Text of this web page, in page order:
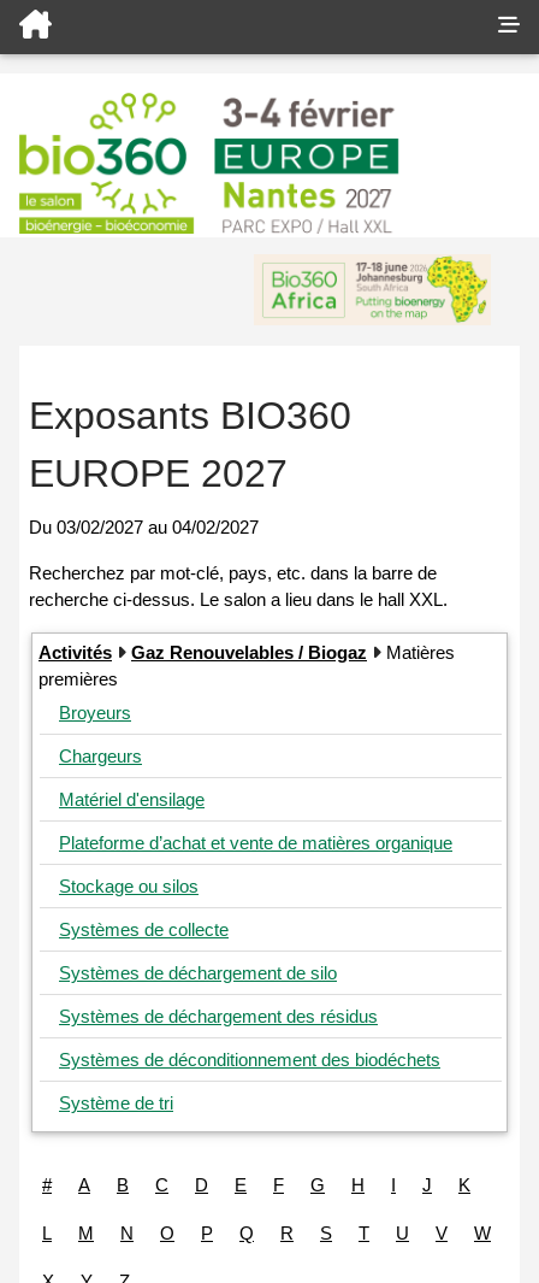
Exposants BIO360
EUROPE 2027
Du 03/02/2027 au 04/02/2027
Activités Gaz Renouvelables / Biogaz
Matières
premières
Broyeurs
Chargeurs
Matériel d'ensilage
Plateforme d’achat et vente de matières organique
Stockage ou silos
Systèmes de collecte
Systèmes de déchargement de silo
Systèmes de déchargement des résidus
Systèmes de déconditionnement des biodéchets
Système de tri
# A B C D E F G H I J K
L M N O P Q R S T U V W